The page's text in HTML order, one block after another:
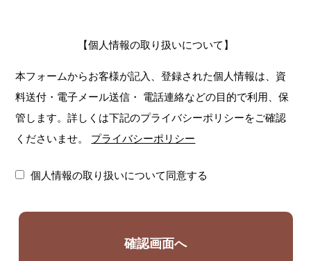
【個人情報の取り扱いについて】
本フォームからお客様が記入、登録された個人情報は、資
料送付・電子メール送信・ 電話連絡などの目的で利用、保
管します。詳しくは下記のプライバシーポリシーをご確認
くださいませ。
プライバシーポリシー
個人情報の取り扱いについて同意する